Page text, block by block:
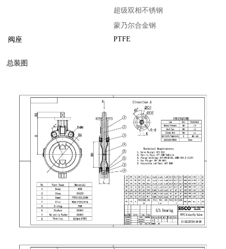
超级双相不锈钢
蒙乃尔合金钢
阀座
PTFE
总装图